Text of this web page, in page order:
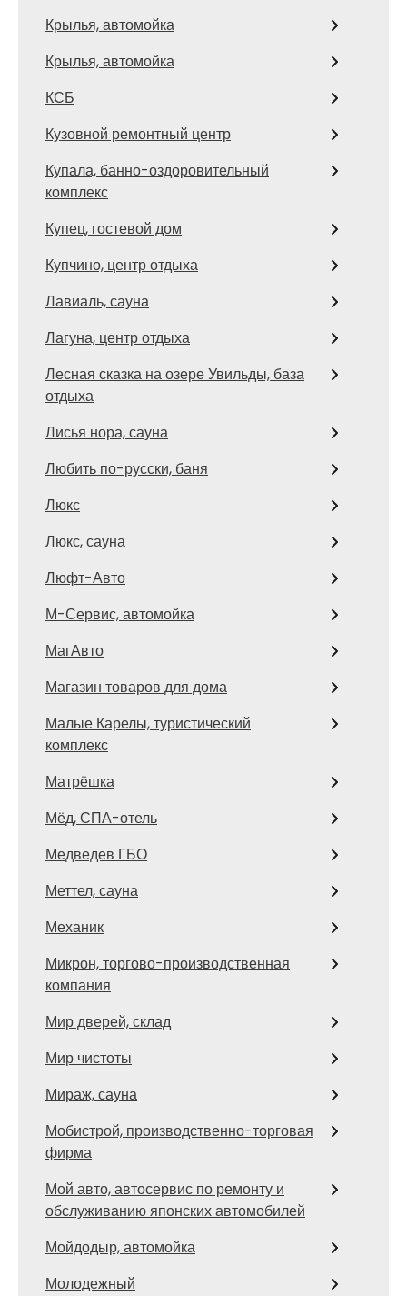
Крылья, автомойка
Крылья, автомойка
КСБ
Кузовной ремонтный центр
Купала, банно-оздоровительный
комплекс
Купец, гостевой дом
Купчино, центр отдыха
Лавиаль, сауна
Лагуна, центр отдыха
Лесная сказка на озере Увильды, база
отдыха
Лисья нора, сауна
Любить по-русски, баня
Люкс
Люкс, сауна
Люфт-Авто
М-Сервис, автомойка
МагАвто
Магазин товаров для дома
Малые Карелы, туристический
комплекс
Матрёшка
Мёд, СПА-отель
Медведев ГБО
Меттел, сауна
Механик
Микрон, торгово-производственная
компания
Мир дверей, склад
Мир чистоты
Мираж, сауна
Мобистрой, производственно-торговая
фирма
Мой авто, автосервис по ремонту и
обслуживанию японских автомобилей
Мойдодыр, автомойка
Молодежный